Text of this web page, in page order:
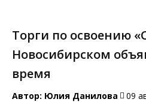
Торги по освоению
Новосибирском
время
Автор: Юлия Данилова 09